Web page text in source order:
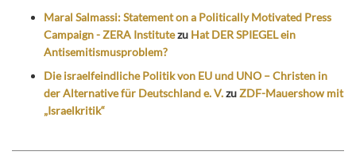
Maral Salmassi: Statement on a Politically Motivated Press
Campaign - ZERA Institutezu Hat DER SPIEGEL ein
Antisemitismusproblem?
Die israelfeindliche Politik von EU und UNO – Christen in
der Alternative für Deutschland e. V.zuZDF-Mauershow mit
„Israelkritik“